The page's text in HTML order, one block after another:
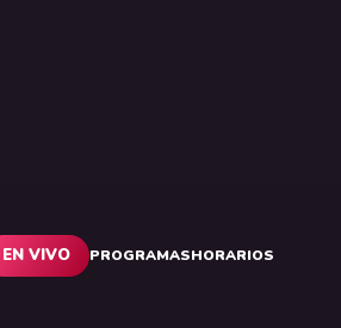
EN VIVO PROGRAMASHORARIOS